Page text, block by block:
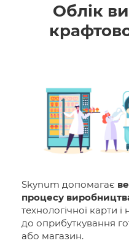
Облік
Skynum допомагає
процесу
технологічної карти
до оприбуткування
або магазин.